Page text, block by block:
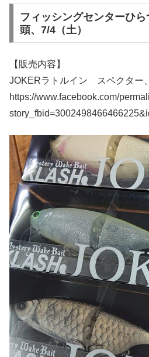
フィッシングセンターひ
頭、7/4（土）
【販売内容】
JOKERラトルイン スペクター
https://www.facebook.com/